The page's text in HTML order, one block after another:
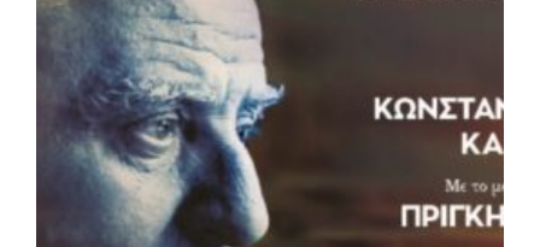
Αριστοτέλεια του Δήμου Αριστοτέλη